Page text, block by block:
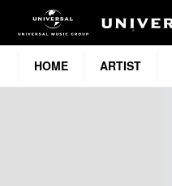
HOME ARTIST